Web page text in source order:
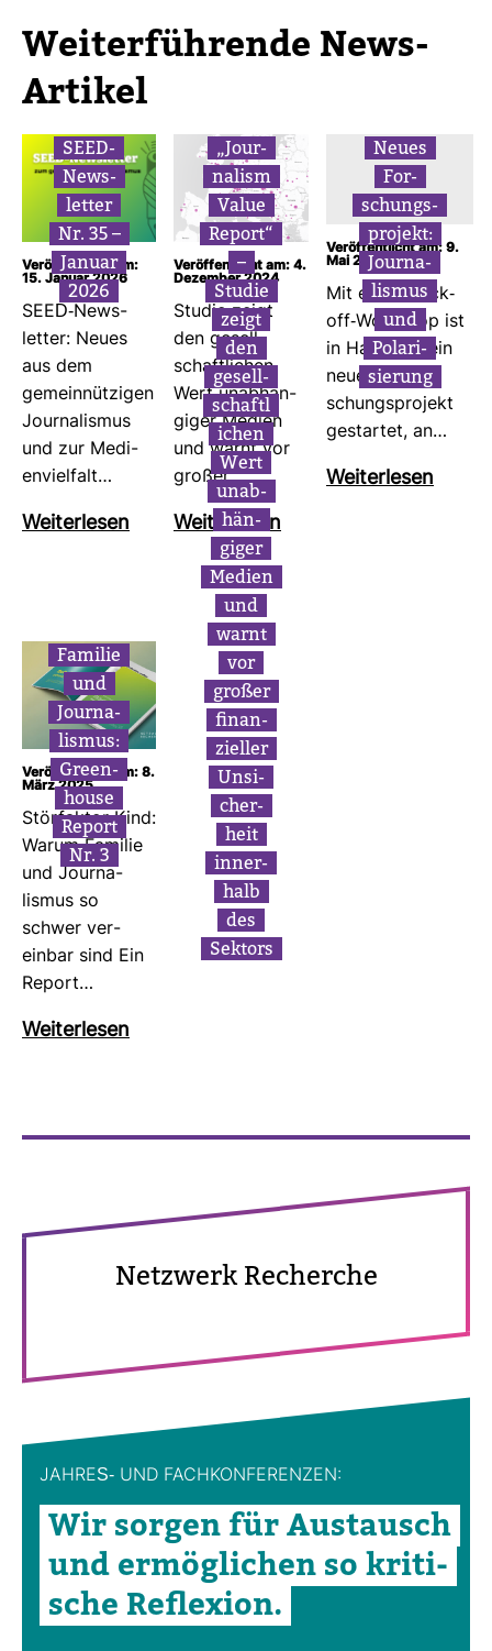
Wei­ter­füh­rende News-​
Artikel
SEED-​
News­
letter
Nr. 35 –
Januar
2026
Veröffentlicht am:
15. Januar 2026
SEED-​News­
letter: Neues
aus dem
gemein­nüt­zigen
Jour­na­lismus
und zur Medi­
en­viel­falt…
Wei­ter­lesen
„Jour­
na­lism
Value
Report“
–
Studie
zeigt
den
gesell­
schaft­l
i­chen
Wert
unab­
hän­
giger
Medien
und
warnt
vor
großer
finan­
zi­eller
Unsi­
cher­
heit
inner­
halb
des
Sek­tors
Veröffentlicht am: 4.
Dezember 2024
Studie zeigt
den gesell­
schaft­li­chen
Wert unab­hän­
giger Medien
und warnt vor
großer…
Wei­ter­lesen
Neues
For­
schungs­
pro­jekt:
Jour­na­
lismus
und
Pola­ri­
sie­rung
Veröffentlicht am: 9.
Mai 2025
Mit einem Kick-​
off-​Work­shop ist
in Ham­burg ein
neues For­
schungs­pro­jekt
gestartet, an…
Wei­ter­lesen
Familie
und
Jour­na­
lismus:
Green­
house
Report
Nr. 3
Veröffentlicht am: 8.
März 2025
Stör­faktor Kind:
Warum Familie
und Jour­na­
lismus so
schwer ver­
einbar sind Ein
Report…
Wei­ter­lesen
Netz­werk Recherche
JAHRES-​ UND FACH­KON­FE­RENZEN:
Wir sorgen für Aus­tausch
und ermög­li­chen so kri­ti­
sche Refle­xion.